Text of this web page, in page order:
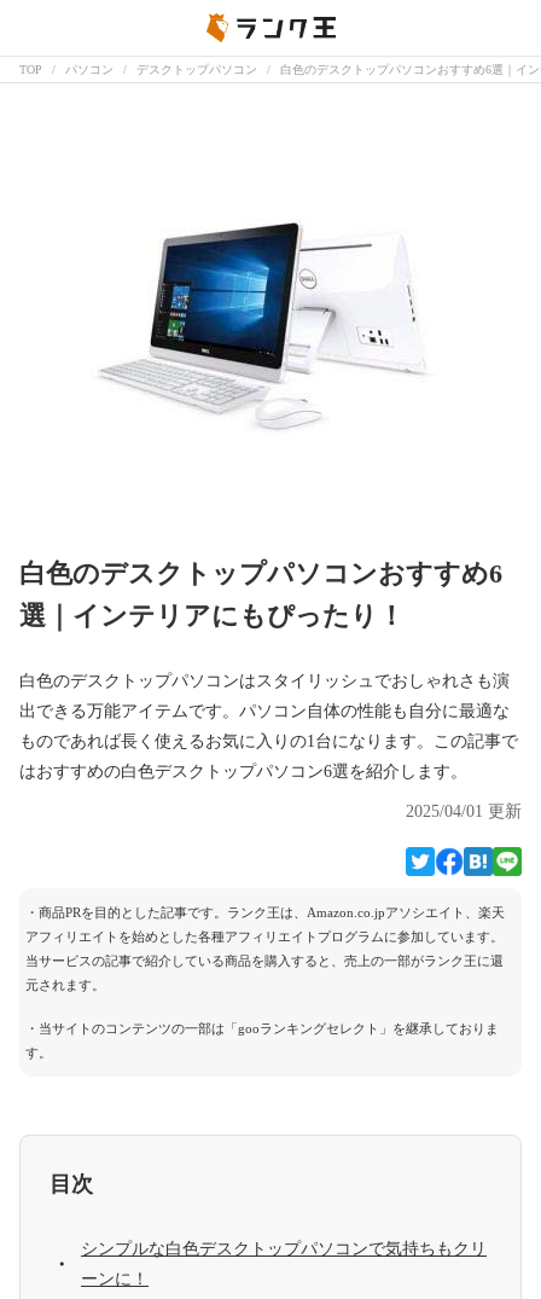
TOP パソコン デスクトップパソコン 白色のデスクトップパソコンおすすめ6選｜イ
白色のデスクトップパソコンおすすめ6
選｜インテリアにもぴったり！
白色のデスクトップパソコンはスタイリッシュでおしゃれさも演
出できる万能アイテムです。パソコン自体の性能も自分に最適な
ものであれば長く使えるお気に入りの1台になります。この記事で
はおすすめの白色デスクトップパソコン6選を紹介します。
2025/04/01 更新
・商品PRを目的とした記事です。ランク王は、Amazon.co.jpアソシエイト、楽天
アフィリエイトを始めとした各種アフィリエイトプログラムに参加しています。
当サービスの記事で紹介している商品を購入すると、売上の一部がランク王に還
元されます。
・当サイトのコンテンツの一部は「gooランキングセレクト」を継承しておりま
す。
目次
シンプルな白色デスクトップパソコンで気持ちもクリ
ーンに！